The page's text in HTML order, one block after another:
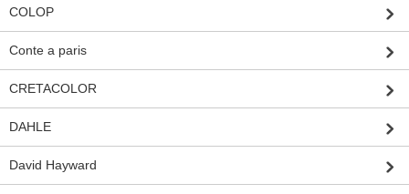
COLOP
Conte a paris
CRETACOLOR
DAHLE
David Hayward